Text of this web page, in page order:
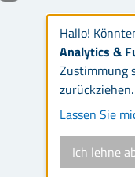
Hallo!
Analytics &
Zustimmung
zurückziehen.
Lassen Sie
Ich lehne